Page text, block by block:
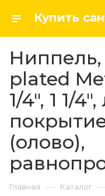
Ниппель,
plated
1/4", 1 1/
(олово),
Главная — Каталог